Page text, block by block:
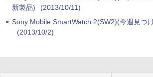
新製品)
(2013/10/11)
Sony Mobile SmartWatch 2(SW2)(今週見つ
(2013/10/2)